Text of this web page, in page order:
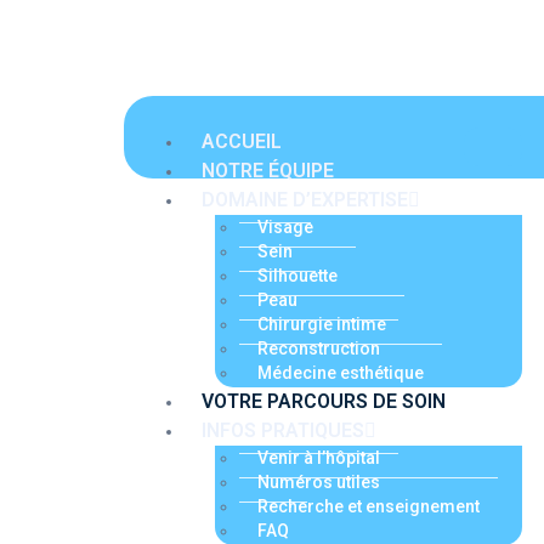
ACCUEIL
NOTRE ÉQUIPE
Visage
Sein
Silhouette
Peau
Chirurgie intime
Reconstruction
Médecine esthétique
VOTRE PARCOURS DE SOIN
Venir à l’hôpital
Numéros utiles
Recherche et enseignement
FAQ